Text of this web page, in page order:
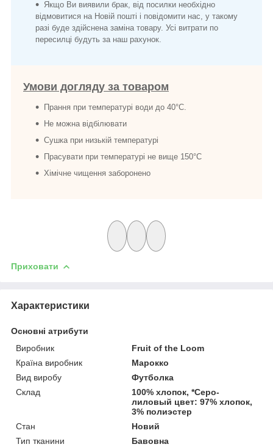
Якщо Ви виявили брак, від посилки необхідно
відмовитися на Новій пошті і повідомити нас, у такому
разі буде здійснена заміна товару. Усі витрати по
пересилці будуть за наш рахунок.
Умови догляду за товаром
Прання при температурі води до 40°C.
Не можна відбілювати
Сушка при низькій температурі
Прасувати при температурі не вище 150°C
Хімічне чищення заборонено
Приховати
Характеристики
Основні атрибути
Виробник
Fruit of the Loom
Країна виробник
Марокко
Вид виробу
Футболка
Склад
100% хлопок, *Серо-
лиловый цвет: 97% хлопок,
3% полиэстер
Стан
Новий
Тип тканини
Бавовна